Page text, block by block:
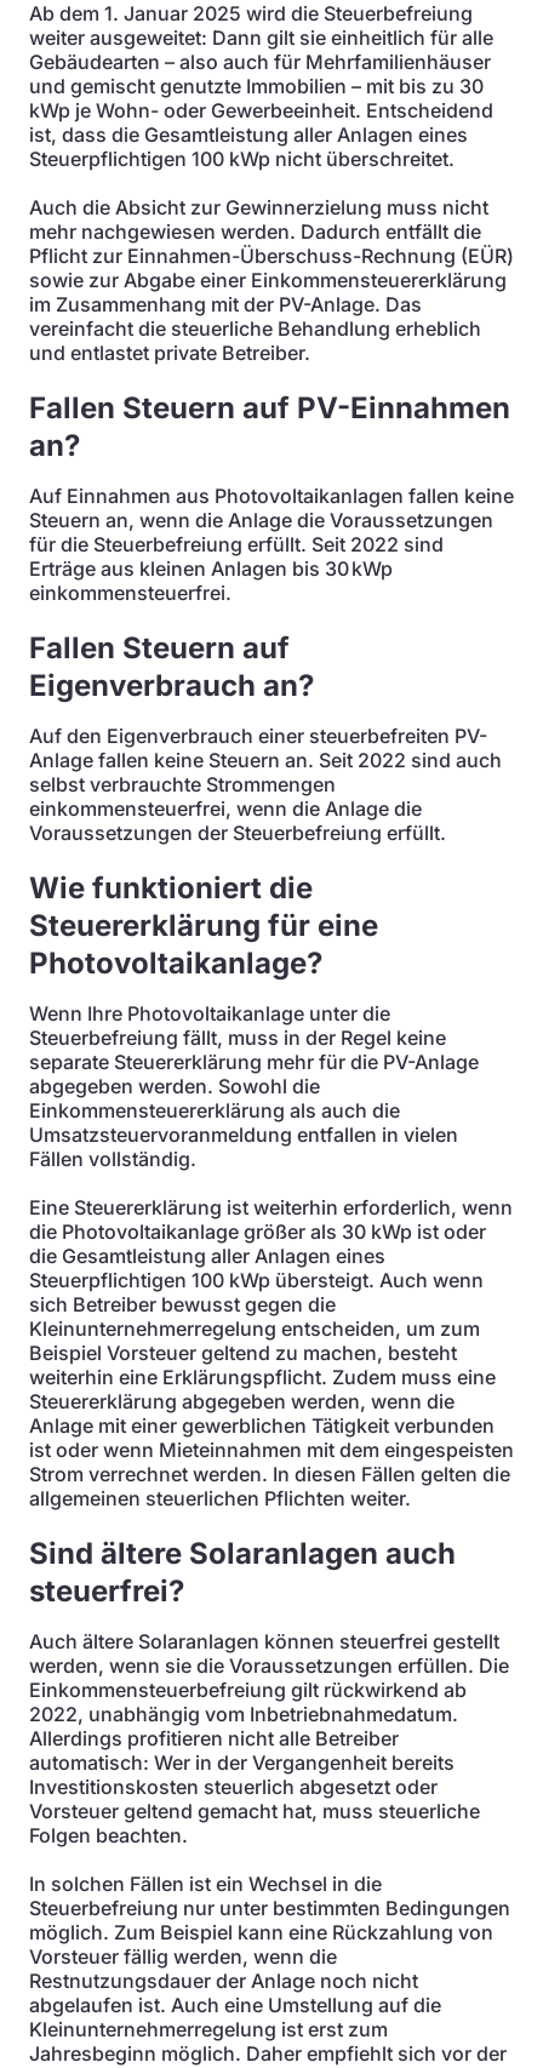
Ab dem 1. Januar 2025 wird die Steuerbefreiung
weiter ausgeweitet: Dann gilt sie einheitlich für alle
Gebäudearten – also auch für Mehrfamilienhäuser
und gemischt genutzte Immobilien – mit bis zu 30
kWp je Wohn- oder Gewerbeeinheit. Entscheidend
ist, dass die Gesamtleistung aller Anlagen eines
Steuerpflichtigen 100 kWp nicht überschreitet.
Auch die Absicht zur Gewinnerzielung muss nicht
mehr nachgewiesen werden. Dadurch entfällt die
Pflicht zur Einnahmen-Überschuss-Rechnung (EÜR)
sowie zur Abgabe einer Einkommensteuererklärung
im Zusammenhang mit der PV-Anlage. Das
vereinfacht die steuerliche Behandlung erheblich
und entlastet private Betreiber.
Fallen Steuern auf PV-Einnahmen
an?
Auf Einnahmen aus Photovoltaikanlagen fallen keine
Steuern an, wenn die Anlage die Voraussetzungen
für die Steuerbefreiung erfüllt. Seit 2022 sind
Erträge aus kleinen Anlagen bis 30 kWp
einkommensteuerfrei.
Fallen Steuern auf
Eigenverbrauch an?
Auf den Eigenverbrauch einer steuerbefreiten PV-
Anlage fallen keine Steuern an. Seit 2022 sind auch
selbst verbrauchte Strommengen
einkommensteuerfrei, wenn die Anlage die
Voraussetzungen der Steuerbefreiung erfüllt.
Wie funktioniert die
Steuererklärung für eine
Photovoltaikanlage?
Wenn Ihre Photovoltaikanlage unter die
Steuerbefreiung fällt, muss in der Regel keine
separate Steuererklärung mehr für die PV-Anlage
abgegeben werden. Sowohl die
Einkommensteuererklärung als auch die
Umsatzsteuervoranmeldung entfallen in vielen
Fällen vollständig.
Eine Steuererklärung ist weiterhin erforderlich, wenn
die Photovoltaikanlage größer als 30 kWp ist oder
die Gesamtleistung aller Anlagen eines
Steuerpflichtigen 100 kWp übersteigt. Auch wenn
sich Betreiber bewusst gegen die
Kleinunternehmerregelung entscheiden, um zum
Beispiel Vorsteuer geltend zu machen, besteht
weiterhin eine Erklärungspflicht. Zudem muss eine
Steuererklärung abgegeben werden, wenn die
Anlage mit einer gewerblichen Tätigkeit verbunden
ist oder wenn Mieteinnahmen mit dem eingespeisten
Strom verrechnet werden. In diesen Fällen gelten die
allgemeinen steuerlichen Pflichten weiter.
Sind ältere Solaranlagen auch
steuerfrei?
Auch ältere Solaranlagen können steuerfrei gestellt
werden, wenn sie die Voraussetzungen erfüllen. Die
Einkommensteuerbefreiung gilt rückwirkend ab
2022, unabhängig vom Inbetriebnahmedatum.
Allerdings profitieren nicht alle Betreiber
automatisch: Wer in der Vergangenheit bereits
Investitionskosten steuerlich abgesetzt oder
Vorsteuer geltend gemacht hat, muss steuerliche
Folgen beachten.
In solchen Fällen ist ein Wechsel in die
Steuerbefreiung nur unter bestimmten Bedingungen
möglich. Zum Beispiel kann eine Rückzahlung von
Vorsteuer fällig werden, wenn die
Restnutzungsdauer der Anlage noch nicht
abgelaufen ist. Auch eine Umstellung auf die
Kleinunternehmerregelung ist erst zum
Jahresbeginn möglich. Daher empfiehlt sich vor der